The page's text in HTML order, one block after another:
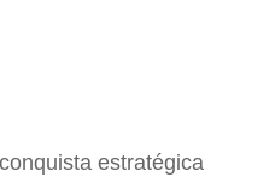
estratégica